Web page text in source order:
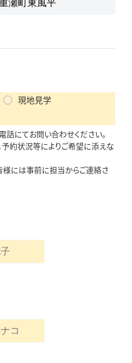
現地見学
にてお問い合わせください。
約状況等によりご希望に添えな
様には事前に担当からご連絡さ